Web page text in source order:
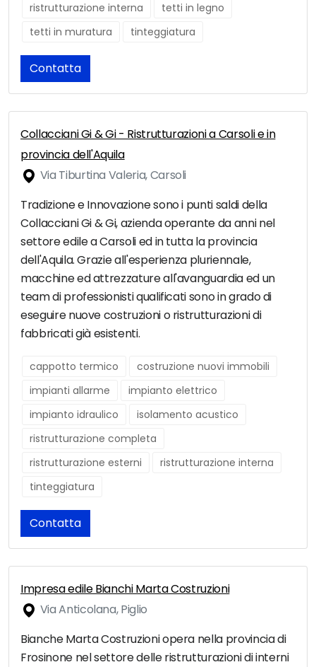
ristrutturazione interna
tetti in legno
tetti in muratura
tinteggiatura
Contatta
Collacciani Gi & Gi - Ristrutturazioni a Carsoli e in
provincia dell'Aquila
Via Tiburtina Valeria, Carsoli
Tradizione e Innovazione sono i punti saldi della
Collacciani Gi & Gi, azienda operante da anni nel
settore edile a Carsoli ed in tutta la provincia
dell'Aquila. Grazie all'esperienza pluriennale,
macchine ed attrezzature all'avanguardia ed un
team di professionisti qualificati sono in grado di
eseguire nuove costruzioni o ristrutturazioni di
fabbricati già esistenti.
cappotto termico
costruzione nuovi immobili
impianti allarme
impianto elettrico
impianto idraulico
isolamento acustico
ristrutturazione completa
ristrutturazione esterni
ristrutturazione interna
tinteggiatura
Contatta
Impresa edile Bianchi Marta Costruzioni
Via Anticolana, Piglio
Bianche Marta Costruzioni opera nella provincia di
Frosinone nel settore delle ristrutturazioni di interni